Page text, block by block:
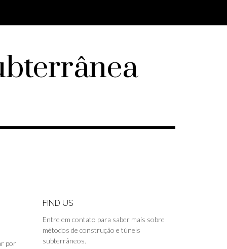
por
FIND US
Entre em contato para saber mais sobre
métodos de construção e túneis
subterrâneos.